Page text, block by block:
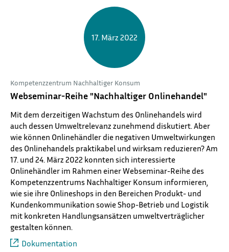
17. März 2022
Kompetenzzentrum Nachhaltiger Konsum
Webseminar-Reihe "Nachhaltiger Onlinehandel"
Mit dem derzeitigen Wachstum des Onlinehandels wird
auch dessen Umweltrelevanz zunehmend diskutiert. Aber
wie können Onlinehändler die negativen Umweltwirkungen
des Onlinehandels praktikabel und wirksam reduzieren? Am
17. und 24. März 2022 konnten sich interessierte
Onlinehändler im Rahmen einer Webseminar-Reihe des
Kompetenzzentrums Nachhaltiger Konsum informieren,
wie sie ihre Onlineshops in den Bereichen Produkt- und
Kundenkommunikation sowie Shop-Betrieb und Logistik
mit konkreten Handlungsansätzen umweltverträglicher
gestalten können.
Dokumentation